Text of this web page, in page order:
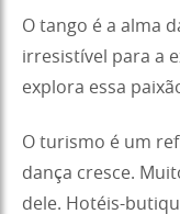
O tango é a alma
irresistível para a
explora essa
O turismo é um
dança cresce.
dele. Hotéis-